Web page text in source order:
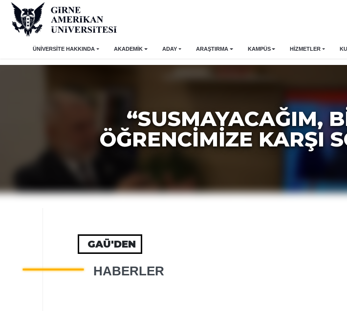
ÜNİVERSİTE HAKKINDA AKADEMİK ADAY ARAŞTIRMA KAMPÜS HİZMETLER
“SUSMAYACAĞIM,
ÖĞRENCIMIZE KARŞI
GAÜ'DEN
HABERLER